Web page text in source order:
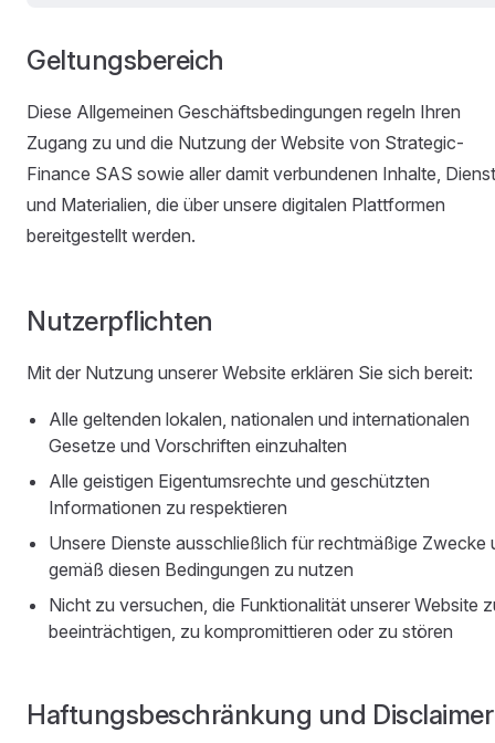
Geltungsbereich
Diese Allgemeinen Geschäftsbedingungen regeln Ihren
Zugang zu und die Nutzung der Website von Strategic-
Finance SAS sowie aller damit verbundenen Inhalte,
und Materialien, die über unsere digitalen Plattformen
bereitgestellt werden.
Nutzerpflichten
Mit der Nutzung unserer Website erklären Sie sich bereit:
Alle geltenden lokalen, nationalen und internationalen
Gesetze und Vorschriften einzuhalten
Alle geistigen Eigentumsrechte und geschützten
Informationen zu respektieren
Unsere Dienste ausschließlich für rechtmäßige Zwecke
gemäß diesen Bedingungen zu nutzen
Nicht zu versuchen, die Funktionalität unserer Website
beeinträchtigen, zu kompromittieren oder zu stören
Haftungsbeschränkung und Disclaimer